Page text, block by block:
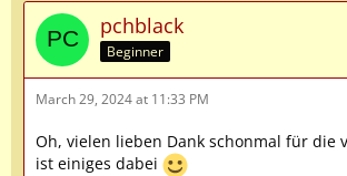
pchblack
Beginner
March 29, 2024 at 11:33 PM
Oh, vielen lieben Dank schonmal für die
ist einiges dabei